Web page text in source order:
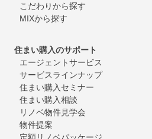
こだわりから探す
MIXから探す
住まい購入のサポート
エージェントサービス
サービスラインナップ
住まい購入セミナー
住まい購入相談
リノベ物件見学会
物件提案
定額リノベパッケージ